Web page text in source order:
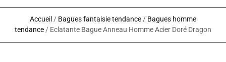
Accueil / Bagues fantaisie tendance / Bagues homme
tendance / Eclatante Bague Anneau Homme Acier Doré Dragon